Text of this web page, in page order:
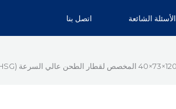
الأسئلة الشائعة اتصل بنا